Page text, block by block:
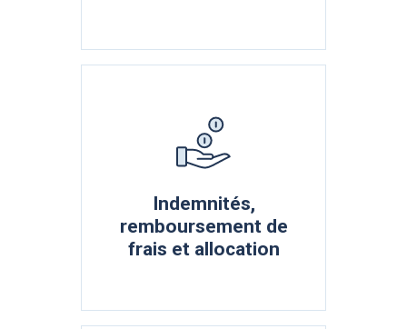
Indemnités,
remboursement de
frais et allocation